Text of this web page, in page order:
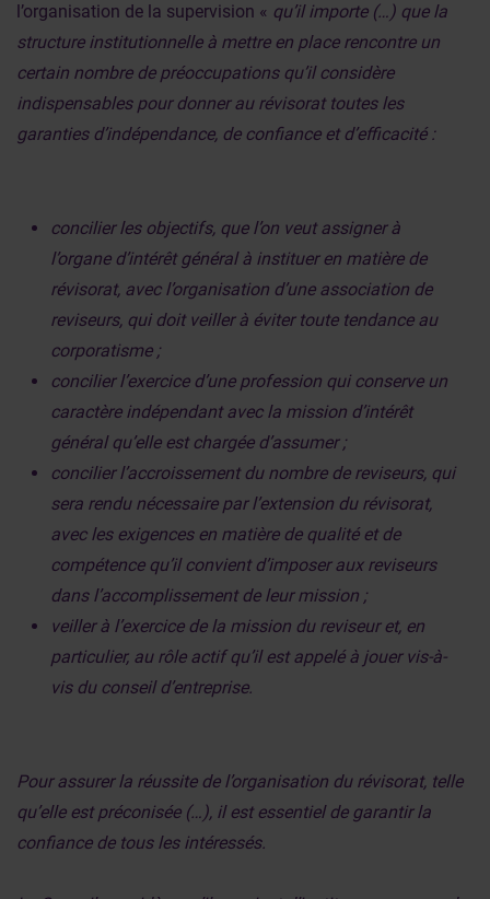
l’organisation de la supervision « qu’il importe (…) que la
structure institutionnelle à mettre en place rencontre un
certain nombre de préoccupations qu’il considère
indispensables pour donner au révisorat toutes les
garanties d’indépendance, de confiance et d’efficacité :
concilier les objectifs, que l’on veut assigner à
l’organe d’intérêt général à instituer en matière de
révisorat, avec l’organisation d’une association de
reviseurs, qui doit veiller à éviter toute tendance au
corporatisme ;
concilier l’exercice d’une profession qui conserve un
caractère indépendant avec la mission d’intérêt
général qu’elle est chargée d’assumer ;
concilier l’accroissement du nombre de reviseurs, qui
sera rendu nécessaire par l’extension du révisorat,
avec les exigences en matière de qualité et de
compétence qu’il convient d’imposer aux reviseurs
dans l’accomplissement de leur mission ;
veiller à l’exercice de la mission du reviseur et, en
particulier, au rôle actif qu’il est appelé à jouer vis-à-
vis du conseil d’entreprise.
Pour assurer la réussite de l’organisation du révisorat, telle
qu’elle est préconisée (…), il est essentiel de garantir la
confiance de tous les intéressés.